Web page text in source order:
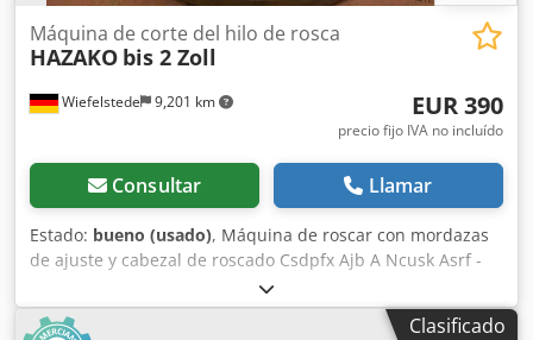
Wiefelstede 9,201 km
Máquina de corte del hilo de rosca
HAZAKO bis 2 Zoll
EUR 390
precio fijo IVA no incluído
Consultar Llamar
Estado: bueno (usado), Máquina de roscar con mordazas
de ajuste y cabezal de roscado Csdpfx Ajb A Ncusk Asrf -
Diámetro del mandril: 190 mm -Tamaño: 1/2 - 2 pulgadas -
Peso: 130 kg
Clasificado